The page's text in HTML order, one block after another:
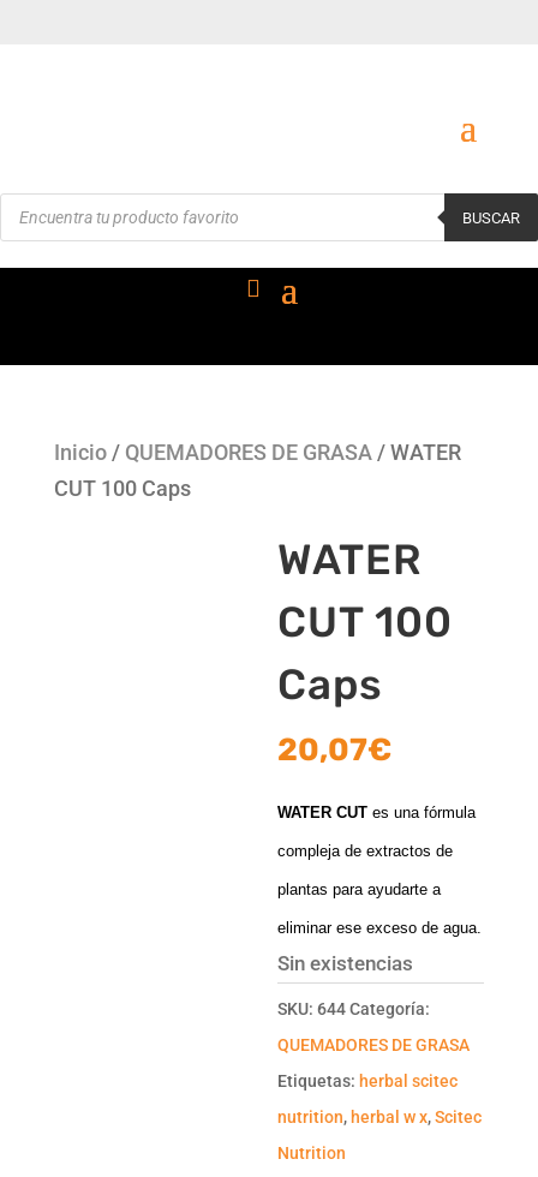
Búsqueda
de
productos
BUSCAR
Inicio/ QUEMADORES DE GRASA/ WATER
CUT 100 Caps
WATER
CUT 100
Caps
20,07€
WATER CUT es una fórmula
compleja de extractos de
plantas para ayudarte a
eliminar ese exceso de agua.
Sin existencias
SKU:644Categoría:
QUEMADORES DE GRASA
Etiquetas: herbal scitec
nutrition, herbal w x,Scitec
Nutrition